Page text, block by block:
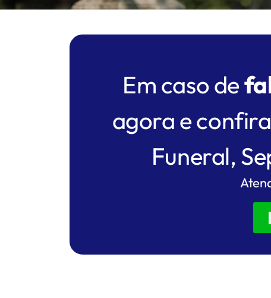
Em caso de
agora e
Funeral,